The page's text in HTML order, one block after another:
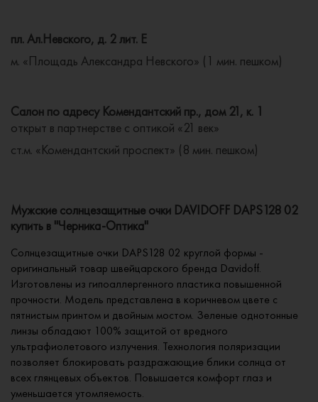
пл. Ал.Невского, д. 2 лит. Е
м. «Площадь Александра Невского» (1 мин. пешком)
Салон по адресу Комендантский пр., дом 21, к. 1
открыт в партнерстве с оптикой «21 век»
ст.м. «Комендантский проспект» (8 мин. пешком)
Мужские солнцезащитные очки DAVIDOFF DAPS128 02
купить в "Черника-Оптика"
Солнцезащитные очки DAPS128 02 круглой формы -
оригинальный товар швейцарского бренда Davidoff.
Изготовлены из гипоаллергенного пластика повышенной
прочности. Модель представлена в коричневом цвете с
пятнистым принтом и двойным мостом. Зеленые однотонные
линзы обладают 100% защитой от вредного
ультрафиолетового излучения. Технология поляризации
позволяет блокировать раздражающие блики солнца от
всех глянцевых объектов. Повышается комфорт глаз и
уменьшается утомляемость.